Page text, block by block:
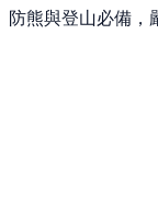
防熊與登山必備，